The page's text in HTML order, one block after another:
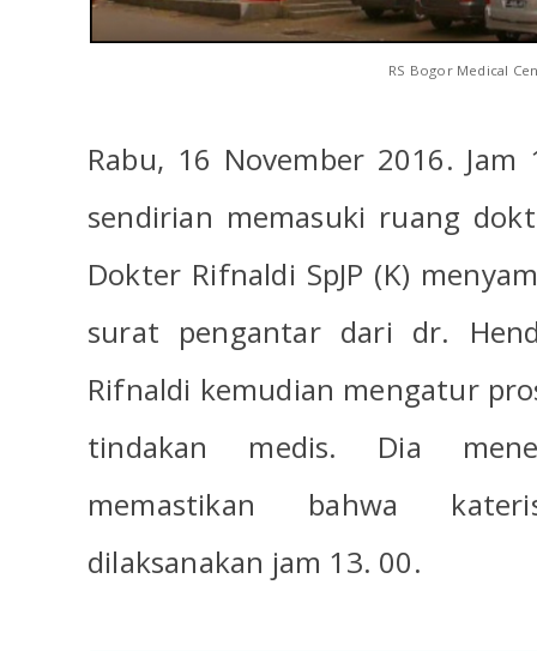
RS Bogor Medical
Rabu, 16 November 2016.
sendirian memasuki ruang
Dokter Rifnaldi SpJP (K)
surat pengantar dari dr.
Rifnaldi kemudian mengatur
tindakan medis. Dia
memastikan bahwa
dilaksanakan jam 13. 00.